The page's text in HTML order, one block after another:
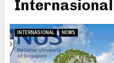
Internasional
INTERNASIONAL NEWS